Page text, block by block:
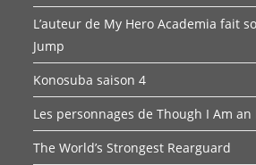
L’auteur de My Hero Academia fait
Jump
Konosuba saison 4
Les personnages de Though I Am
The World’s Strongest Rearguard